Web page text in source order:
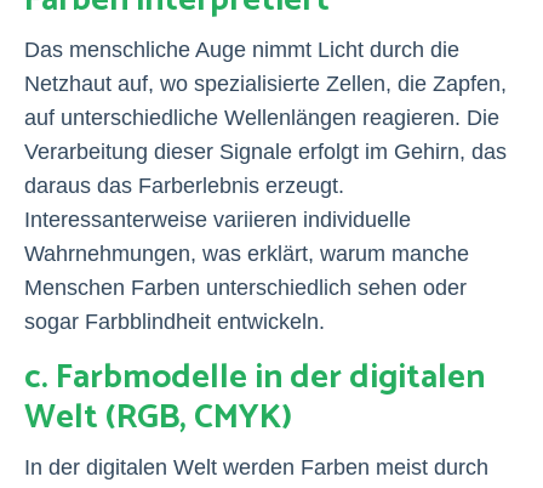
Das menschliche Auge nimmt Licht durch die
Netzhaut auf, wo spezialisierte Zellen, die Zapfen,
auf unterschiedliche Wellenlängen reagieren. Die
Verarbeitung dieser Signale erfolgt im Gehirn, das
daraus das Farberlebnis erzeugt.
Interessanterweise variieren individuelle
Wahrnehmungen, was erklärt, warum manche
Menschen Farben unterschiedlich sehen oder
sogar Farbblindheit entwickeln.
c. Farbmodelle in der digitalen
Welt (RGB, CMYK)
In der digitalen Welt werden Farben meist durch